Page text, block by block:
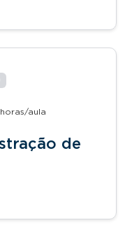
aula
de